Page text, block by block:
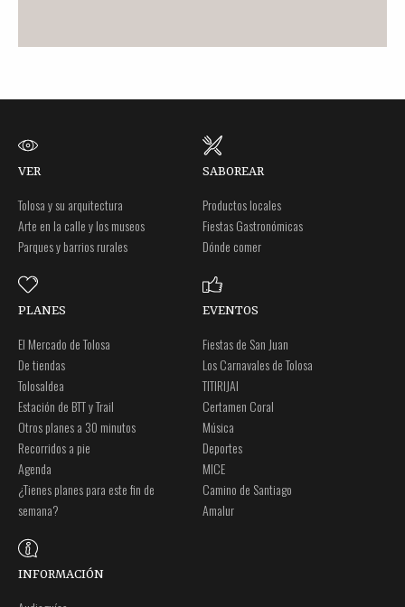
VER
Tolosa y su arquitectura
Arte en la calle y los museos
Parques y barrios rurales
SABOREAR
Productos locales
Fiestas Gastronómicas
Dónde comer
PLANES
El Mercado de Tolosa
De tiendas
Tolosaldea
Estación de BTT y Trail
Otros planes a 30 minutos
Recorridos a pie
Agenda
¿Tienes planes para este fin de
semana?
EVENTOS
Fiestas de San Juan
Los Carnavales de Tolosa
TITIRIJAI
Certamen Coral
Música
Deportes
MICE
Camino de Santiago
Amalur
INFORMACIÓN